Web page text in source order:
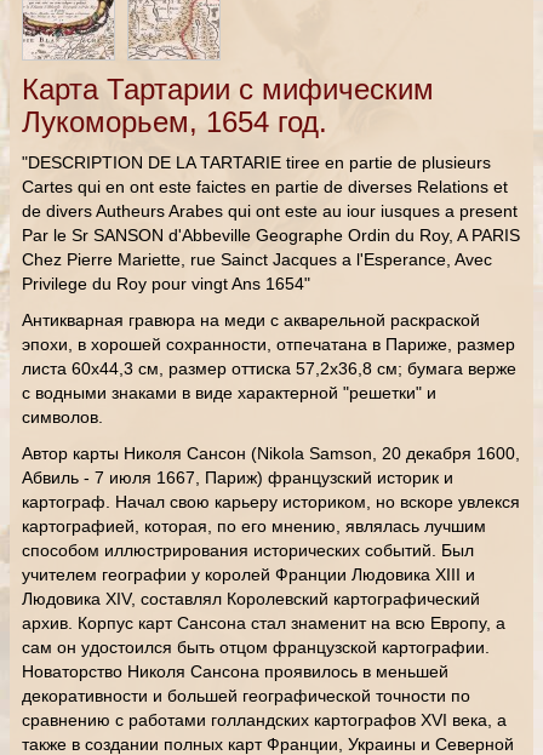
Карта Тартарии с мифическим
Лукоморьем, 1654 год.
"DESCRIPTION DE LA TARTARIE tiree en partie de plusieurs
Cartes qui en ont este faictes en partie de diverses Relations et
de divers Autheurs Arabes qui ont este au iour iusques a present
Par le Sr SANSON d'Abbeville Geographe Ordin du Roy, A PARIS
Chez Pierre Mariette, rue Sainct Jacques a l'Esperance, Avec
Privilege du Roy pour vingt Ans 1654"
Антикварная гравюра на меди с акварельной раскраской
эпохи, в хорошей сохранности, отпечатана в Париже, размер
листа 60х44,3 см, размер оттиска 57,2х36,8 см; бумага верже
с водными знаками в виде характерной "решетки" и
символов.
Автор карты Николя Сансон (Nikola Samson, 20 декабря 1600,
Абвиль - 7 июля 1667, Париж) французский историк и
картограф. Начал свою карьеру историком, но вскоре увлекся
картографией, которая, по его мнению, являлась лучшим
способом иллюстрирования исторических событий. Был
учителем географии у королей Франции Людовика XIII и
Людовика XIV, составлял Королевский картографический
архив. Корпус карт Сансона стал знаменит на всю Европу, а
сам он удостоился быть отцом французской картографии.
Новаторство Николя Сансона проявилось в меньшей
декоративности и большей географической точности по
сравнению с работами голландских картографов XVI века, а
также в создании полных карт Франции, Украины и Северной